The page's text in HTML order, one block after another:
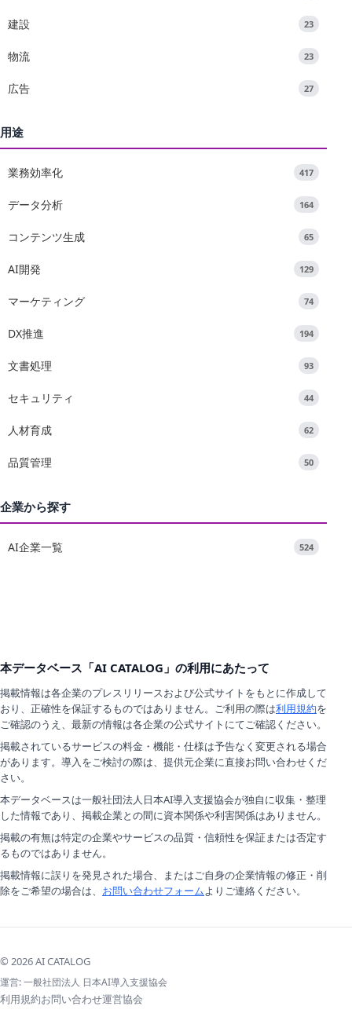
建設 23
物流 23
広告 27
用途
業務効率化 417
データ分析 164
コンテンツ生成 65
AI開発 129
マーケティング 74
DX推進 194
文書処理 93
セキュリティ 44
人材育成 62
品質管理 50
企業から探す
AI企業一覧 524
本データベース「AI CATALOG」の利用にあたって
掲載情報は各企業のプレスリリースおよび公式サイトをもとに作成して
おり、正確性を保証するものではありません。ご利用の際は利用規約を
ご確認のうえ、最新の情報は各企業の公式サイトにてご確認ください。
掲載されているサービスの料金・機能・仕様は予告なく変更される場合
があります。導入をご検討の際は、提供元企業に直接お問い合わせくだ
さい。
本データベースは一般社団法人日本AI導入支援協会が独自に収集・整理
した情報であり、掲載企業との間に資本関係や利害関係はありません。
掲載の有無は特定の企業やサービスの品質・信頼性を保証または否定す
るものではありません。
掲載情報に誤りを発見された場合、またはご自身の企業情報の修正・削
除をご希望の場合は、 お問い合わせフォームよりご連絡ください。
© 2026 AI CATALOG
運営:一般社団法人 日本AI導入支援協会
利用規約お問い合わせ運営協会